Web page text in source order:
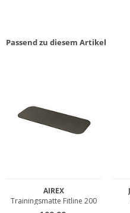
Passend zu diesem Artikel